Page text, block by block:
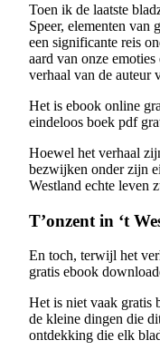
Toen ik de laatste
Speer, elementen van
een significante reis
aard van onze
verhaal van de auteur
Het is ebook online
eindeloos boek pdf
Hoewel het verhaal
bezwijken onder zijn
Westland echte leven
T’onzent in ‘t
En toch, terwijl het
gratis ebook
Het is niet vaak gratis
de kleine dingen die
ontdekking die elk